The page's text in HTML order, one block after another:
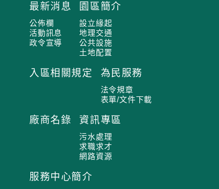
:
最新消息
公佈欄
活動訊息
政令宣導
園區簡介
設立緣起
地理交通
公共設施
土地配置
入區相關規定 為民服務
法令規章
表單/文件下載
廠商名錄 資訊專區
污水處理
求職求才
網路資源
服務中心簡介